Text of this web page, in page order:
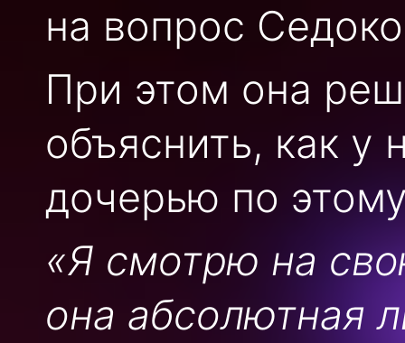
на вопрос
При этом она
объяснить, как у
дочерью по
«Я смотрю на
она абсолютная